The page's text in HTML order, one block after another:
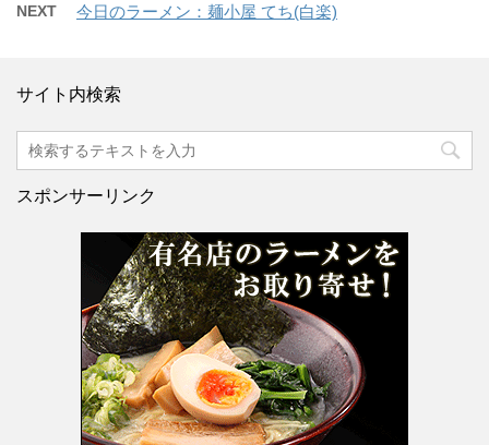
NEXT 今日のラーメン：麺小屋 てち(白楽)
サイト内検索
スポンサーリンク